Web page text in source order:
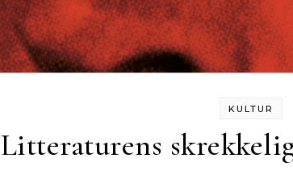
KULTUR
Litteraturens